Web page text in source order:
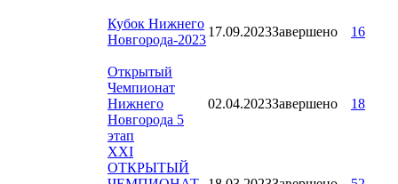
Кубок Нижнего
Новгорода-2023
17.09.2023Завершено 16
Открытый
Чемпионат
Нижнего
Новгорода 5
этап
02.04.2023Завершено 18
XXI
ОТКРЫТЫЙ